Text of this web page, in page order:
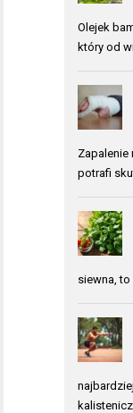
Olejek
który od
potrafi
siewna,